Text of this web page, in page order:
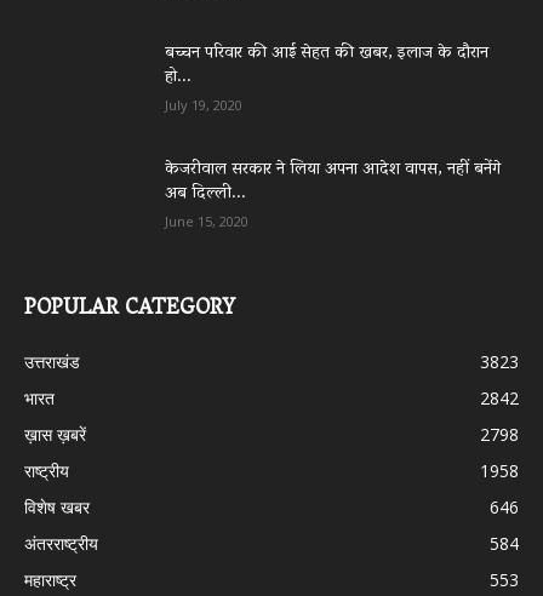
बच्चन परिवार की आई सेहत की खबर, इलाज के दौरान
हो...
July 19, 2020
केजरीवाल सरकार ने लिया अपना आदेश वापस, नहीं बनेंगे
अब दिल्ली...
June 15, 2020
POPULAR CATEGORY
उत्तराखंड
3823
भारत
2842
ख़ास ख़बरें
2798
राष्ट्रीय
1958
विशेष खबर
646
अंतरराष्ट्रीय
584
महाराष्ट्र
553